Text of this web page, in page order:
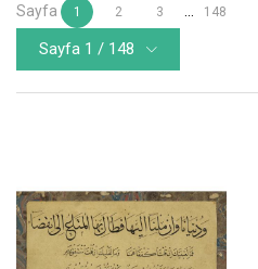
Sayfa 1 2 3 148
Sayfa 1 / 148